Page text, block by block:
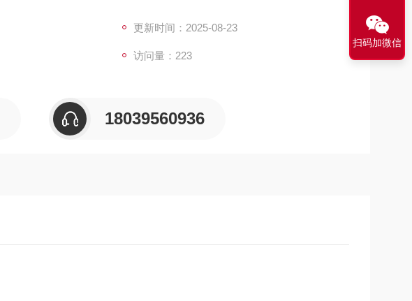
更新时间：2025-08-23
访问量：223
18039560936
扫码加微信